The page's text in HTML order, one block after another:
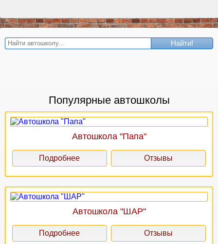
Найти!
Популярные автошколы
Автошкола "Папа"
Подробнее Отзывы
Автошкола "ШАР"
Подробнее Отзывы